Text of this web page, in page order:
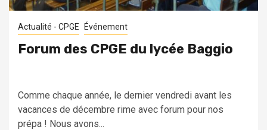
Actualité - CPGE Événement
Forum des CPGE du lycée Baggio
Comme chaque année, le dernier vendredi avant les
vacances de décembre rime avec forum pour nos
prépa ! Nous avons...